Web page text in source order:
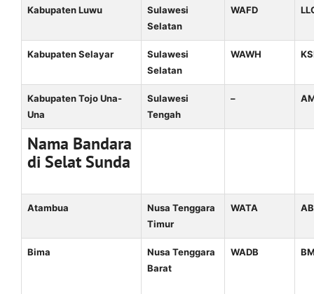
Kabupaten Luwu
Sulawesi
Selatan
WAFD
Kabupaten Selayar
Sulawesi
Selatan
WAWH
Kabupaten Tojo Una-
Una
Sulawesi
Tengah
–
Nama Bandara
di Selat Sunda
Atambua
Nusa Tenggara
Timur
WATA
Bima
Nusa Tenggara
Barat
WADB